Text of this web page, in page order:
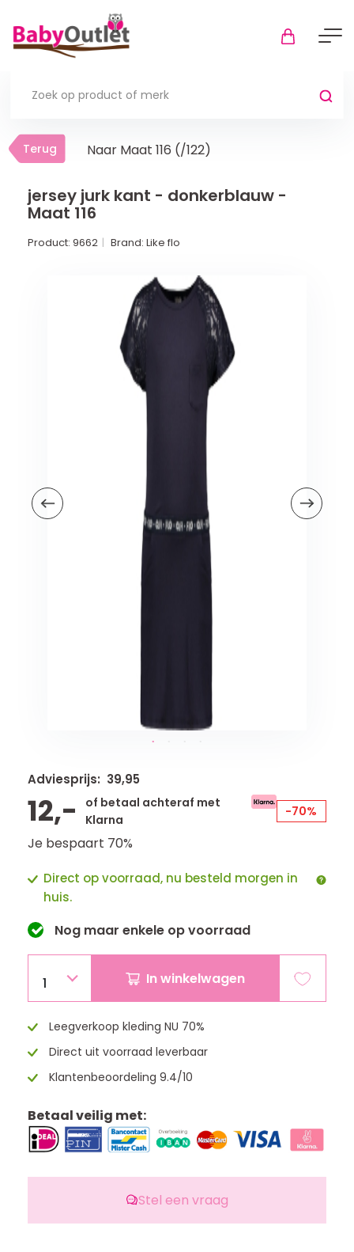
Terug
Thuis
Boxmatrassen en hoeslakens
Veiligheid in en om huis
Kinderstoelen
Terug Naar Maat 116 (/122)
jersey jurk kant - donkerblauw -
Maat 116
Product: 9662 Brand: Like flo
Adviesprijs: 39,95
12,-
of betaal achteraf met
Klarna
-70%
Je bespaart 70%
Direct op voorraad, nu besteld morgen in
huis.
Nog maar enkele op voorraad
1 In winkelwagen
Leegverkoop kleding NU 70%
Direct uit voorraad leverbaar
Klantenbeoordeling 9.4/10
Betaal veilig met:
Stel een vraag